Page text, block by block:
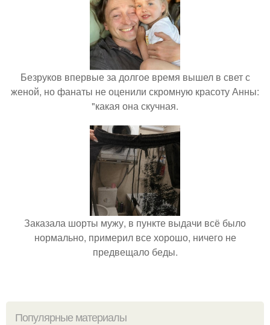
Безруков впервые за долгое время вышел в свет с
женой, но фанаты не оценили скромную красоту Анны:
"какая она скучная.
Заказала шорты мужу, в пункте выдачи всё было
нормально, примерил все хорошо, ничего не
предвещало беды.
Популярные материалы